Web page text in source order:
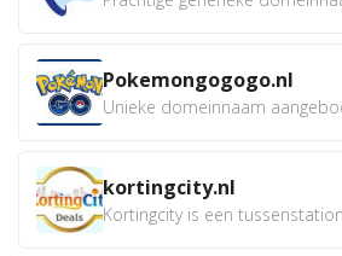
Pokemongogogo.nl
kortingcity.nl